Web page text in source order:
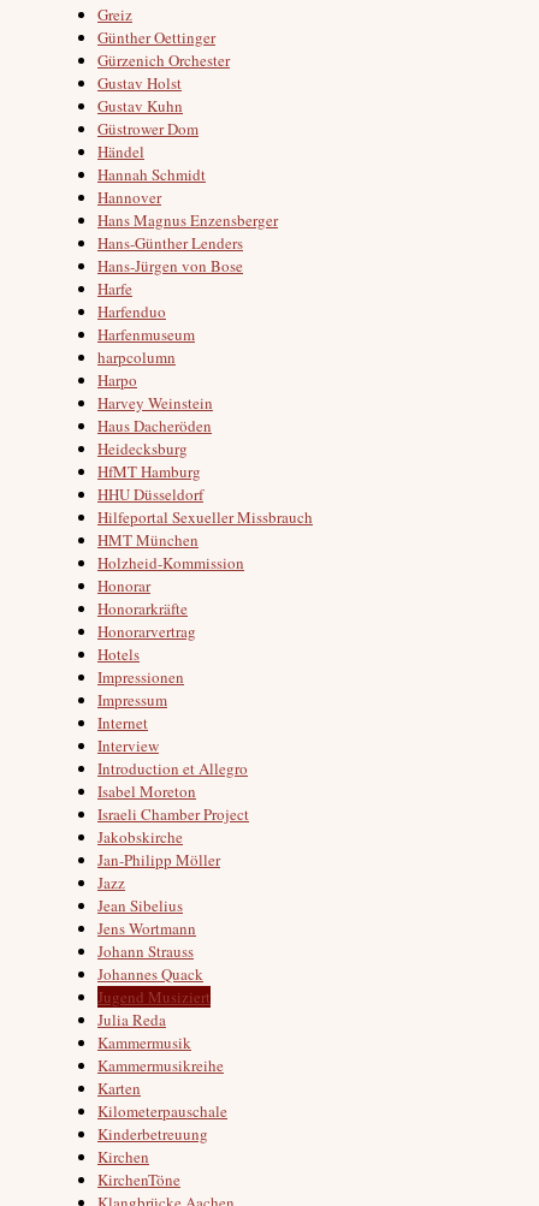
Greiz
Günther Oettinger
Gürzenich Orchester
Gustav Holst
Gustav Kuhn
Güstrower Dom
Händel
Hannah Schmidt
Hannover
Hans Magnus Enzensberger
Hans-Günther Lenders
Hans-Jürgen von Bose
Harfe
Harfenduo
Harfenmuseum
harpcolumn
Harpo
Harvey Weinstein
Haus Dacheröden
Heidecksburg
HfMT Hamburg
HHU Düsseldorf
Hilfeportal Sexueller Missbrauch
HMT München
Holzheid-Kommission
Honorar
Honorarkräfte
Honorarvertrag
Hotels
Impressionen
Impressum
Internet
Interview
Introduction et Allegro
Isabel Moreton
Israeli Chamber Project
Jakobskirche
Jan-Philipp Möller
Jazz
Jean Sibelius
Jens Wortmann
Johann Strauss
Johannes Quack
Jugend Musiziert
Julia Reda
Kammermusik
Kammermusikreihe
Karten
Kilometerpauschale
Kinderbetreuung
Kirchen
KirchenTöne